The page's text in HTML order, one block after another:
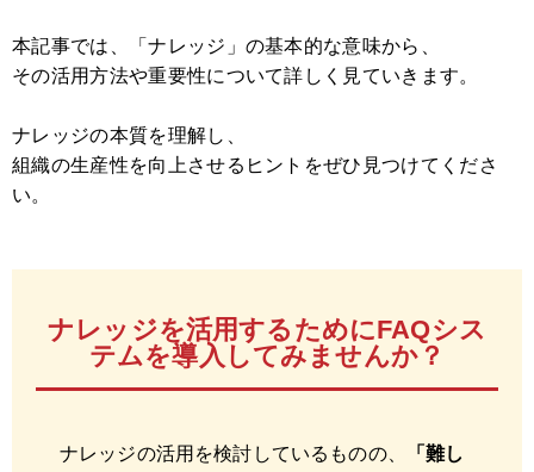
本記事では、「ナレッジ」の基本的な意味から、
その活用方法や重要性について詳しく見ていきます。
ナレッジの本質を理解し、
組織の生産性を向上させるヒントをぜひ見つけてくださ
い。
ナレッジを活用するためにFAQシス
テムを導入してみませんか？
ナレッジの活用を検討しているものの、
「難し